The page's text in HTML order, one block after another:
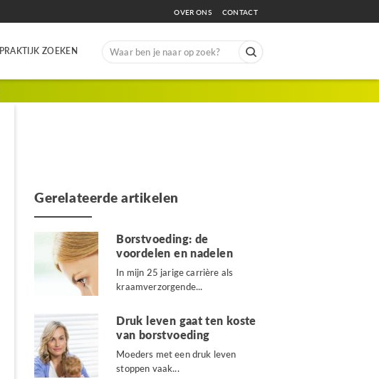
OVER ONS CONTACT
PRAKTIJK ZOEKEN
Search
Gerelateerde artikelen
Borstvoeding: de
voordelen en nadelen
In mijn 25 jarige carrière als
kraamverzorgende...
Druk leven gaat ten koste
van borstvoeding
Moeders met een druk leven
stoppen vaak...